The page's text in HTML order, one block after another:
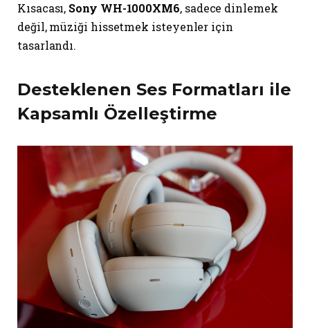
Kısacası, Sony WH-1000XM6, sadece dinlemek
değil, müziği hissetmek isteyenler için
tasarlandı.
Desteklenen Ses Formatları ile
Kapsamlı Özelleştirme